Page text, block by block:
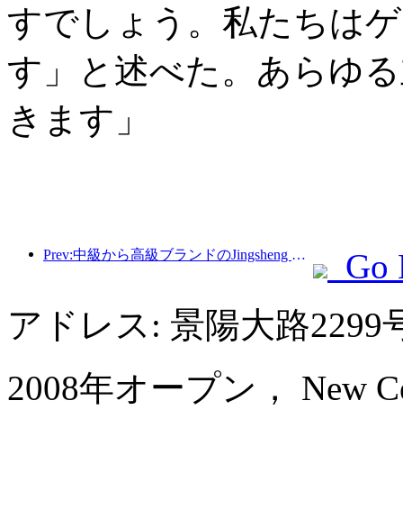
すでしょう。私たちは
す」と述べた。あらゆ
きます」
Prev:中級から高級ブランドのJingsheng Hotelが正式に出発し、eスポーツ、文化、観光の統合の新しいモデルを開く
Go
アドレス: 景陽大路
2008年オープン， New